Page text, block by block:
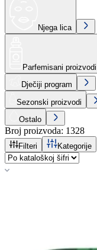
Njega lica
Parfemisani proizvodi
Dječiji program
Sezonski proizvodi
Ostalo
Broj proizvoda: 1328
Filteri Kategorije